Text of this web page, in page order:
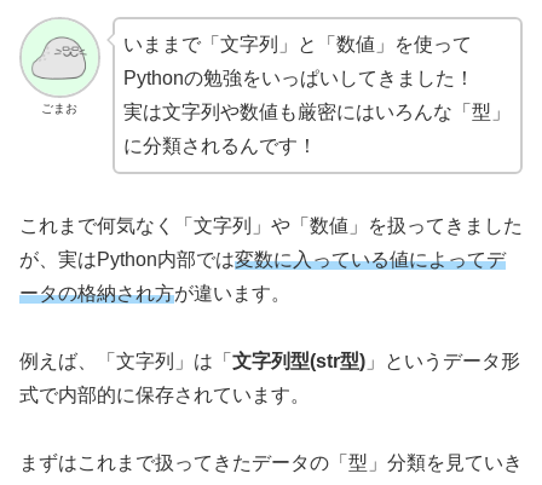
ごまお
いままで「文字列」と「数値」を使って
Pythonの勉強をいっぱいしてきました！
実は文字列や数値も厳密にはいろんな「型」
に分類されるんです！
これまで何気なく「文字列」や「数値」を扱ってきました
が、実はPython内部では変数に入っている値によってデ
ータの格納され方が違います。
例えば、「文字列」は「 文字列型(str型) 」というデータ形
式で内部的に保存されています。
まずはこれまで扱ってきたデータの「型」分類を見ていき